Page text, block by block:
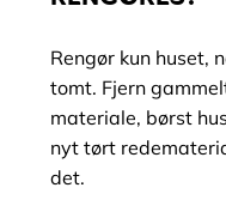
Rengør kun huset,
tomt. Fjern
materiale, børst
nyt tørt
det.